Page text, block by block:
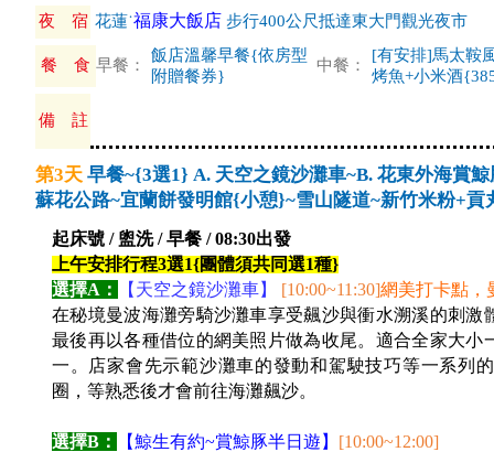
夜 宿 花蓮˙福康大飯店 步行400公尺抵達東大門觀光夜市
餐 食 早餐：
飯店溫馨早餐{依房型
附贈餐券}
中餐：
[有安排]馬太鞍
烤魚+小米酒
備 註
第3天 早餐~{3選1} A. 天空之鏡沙灘車~B. 花東外海賞
蘇花公路~宜蘭餅發明館{小憩}~雪山隧道~新竹米粉+貢
起床號 / 盥洗 / 早餐 / 08:30出發
上午安排行程3選1{團體須共同選1種}
選擇A：
【天空之鏡沙灘車】 [10:00~11:30]網美打卡點，
在秘境曼波海灘旁騎沙灘車享受飆沙與衝水溯溪的刺
最後再以各種借位的網美照片做為收尾。適合全家大
一。店家會先示範沙灘車的發動和駕駛技巧等一系列
圈，等熟悉後才會前往海灘飆沙。
選擇B： 【鯨生有約~賞鯨豚半日遊】 [10:00~12:00]